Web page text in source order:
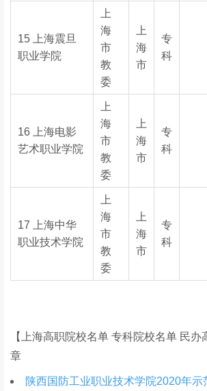
15 上海震旦
职业学院
上
海
市
教
委
上
海
市
专
科
16 上海电影
艺术职业学院
上
海
市
教
委
上
海
市
专
科
17 上海中华
职业技术学院
上
海
市
教
委
上
海
市
专
科
【上海高职院校名单 专科院校名单 民办
章
陕西国防工业职业技术学院2020年